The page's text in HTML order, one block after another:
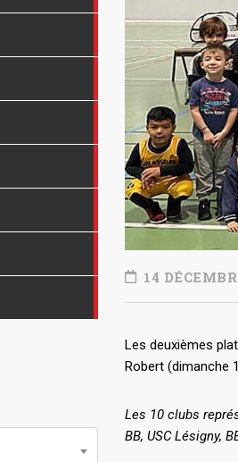
14
Les deuxièmes
Robert (dimanche
Les 10 clubs
BB, USC Lésigny,